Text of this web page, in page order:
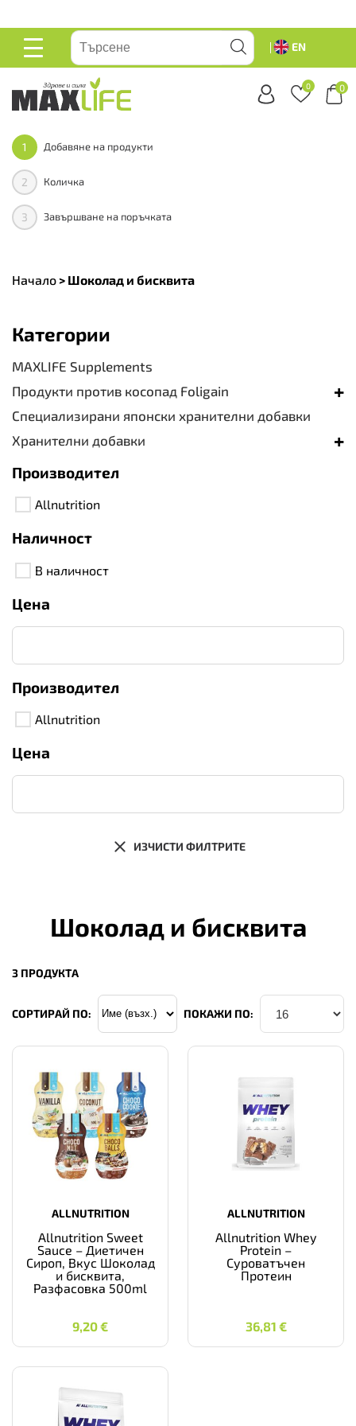
ОСНОВНО
EN
0 0
1 Добавяне на продукти
2 Количка
3 Завършване на поръчката
Начало > Шоколад и бисквита
Категории
MAXLIFE Supplements
Продукти против косопад Foligain
+
Специализирани японски хранителни добавки
Хранителни добавки
+
Производител
Allnutrition
Наличност
В наличност
Цена
Производител
Allnutrition
Цена
ИЗЧИСТИ ФИЛТРИТЕ
Шоколад и бисквита
3 ПРОДУКТА
СОРТИРАЙ ПО: ПОКАЖИ ПО:
ALLNUTRITION
Allnutrition Sweet
Sauce – Диетичен
Сироп, Вкус Шоколад
и бисквита,
Разфасовка 500ml
9,20€
9,20 €
ALLNUTRITION
Allnutrition Whey
Protein –
Суроватъчен
Протеин
36,81 €
36,81